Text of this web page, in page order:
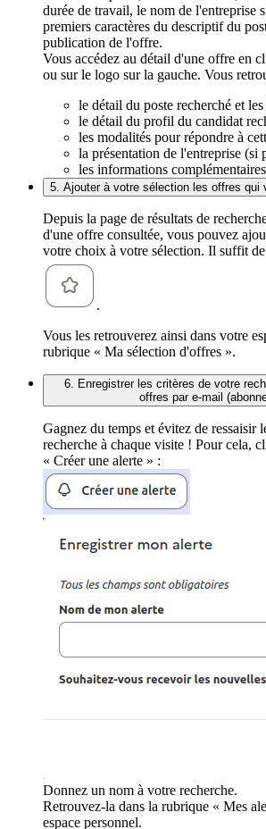
durée de travail, le nom de l'entreprise
premiers caractères du descriptif du
publication de l'offre.
Vous accédez au détail d'une offre en
ou sur le logo sur la gauche. Vous
le détail du poste recherché et
le détail du profil du candidat
les modalités pour répondre à
la présentation de l'entreprise (si
les informations
5. Ajouter à votre sélection les offres qui
Depuis la page de résultats de
d'une offre consultée, vous pouvez
votre choix à votre sélection. Il suffit
.
Vous les retrouverez ainsi dans votre
rubrique « Ma sélection d'offres ».
6. Enregistrer les critères de votre
offres par e-mail
Gagnez du temps et évitez de ressaisir
recherche à chaque visite ! Pour cela,
« Créer une alerte » :
Donnez un nom à votre recherche.
Retrouvez-la dans la rubrique « Mes
espace personnel.